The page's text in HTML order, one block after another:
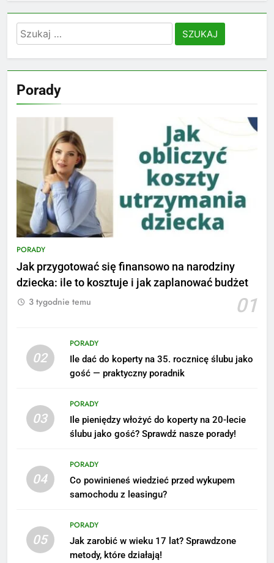
Szukaj:
Porady
PORADY
Jak przygotować się finansowo na narodziny
dziecka: ile to kosztuje i jak zaplanować budżet
01
3 tygodnie temu
02
PORADY
Ile dać do koperty na 35. rocznicę ślubu jako
gość — praktyczny poradnik
03
PORADY
Ile pieniędzy włożyć do koperty na 20-lecie
ślubu jako gość? Sprawdź nasze porady!
04
PORADY
Co powinieneś wiedzieć przed wykupem
samochodu z leasingu?
05
PORADY
Jak zarobić w wieku 17 lat? Sprawdzone
metody, które działają!
stanowisku
ZAROBKI
Akcje charytatywne w szkole:
pomysły i przykłady, które